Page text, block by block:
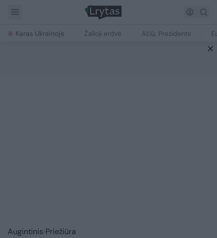
Karas Ukrainoje Žalioji erdvė Ačiū, Prezidente
Augintinis Priežiūra